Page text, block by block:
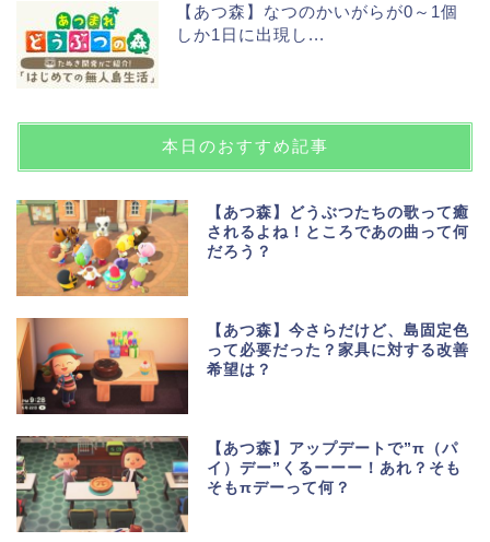
【あつ森】なつのかいがらが0～1個
しか1日に出現し...
本日のおすすめ記事
【あつ森】どうぶつたちの歌って癒
されるよね！ところであの曲って何
だろう？
【あつ森】今さらだけど、島固定色
って必要だった？家具に対する改善
希望は？
【あつ森】アップデートで”π（パ
イ）デー”くるーーー！あれ？そも
そもπデーって何？